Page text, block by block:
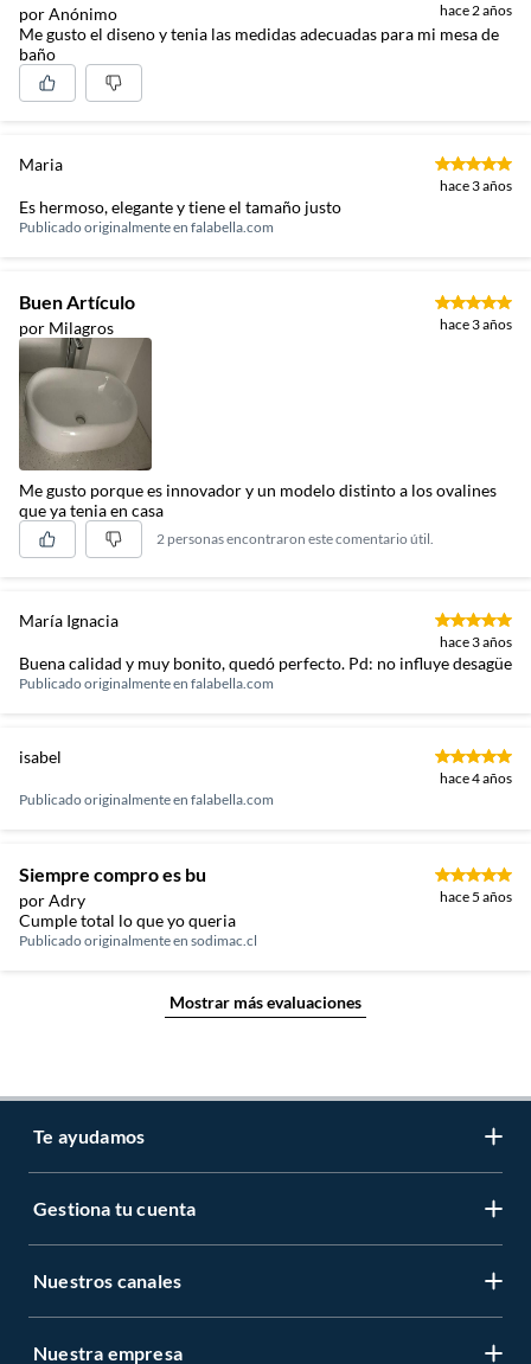
por Anónimo hace 2 años
Me gusto el diseno y tenia las medidas adecuadas para mi mesa de
baño
Maria
hace 3 años
Es hermoso, elegante y tiene el tamaño justo
Publicado originalmente en falabella.com
Buen Artículo
por Milagros hace 3 años
Me gusto porque es innovador y un modelo distinto a los ovalines
que ya tenia en casa
2 personas encontraron este comentario útil.
María Ignacia
hace 3 años
Buena calidad y muy bonito, quedó perfecto. Pd: no influye desagüe
Publicado originalmente en falabella.com
isabel
hace 4 años
Publicado originalmente en falabella.com
Siempre compro es bu
por Adry hace 5 años
Cumple total lo que yo queria
Publicado originalmente en sodimac.cl
Mostrar más evaluaciones
Te ayudamos
LIbro de reclamaciones
Legales
Gestiona tu cuenta
Mi cuenta
Nuestros canales
Tiendas Sodimac y Maestro
Nuestra empresa